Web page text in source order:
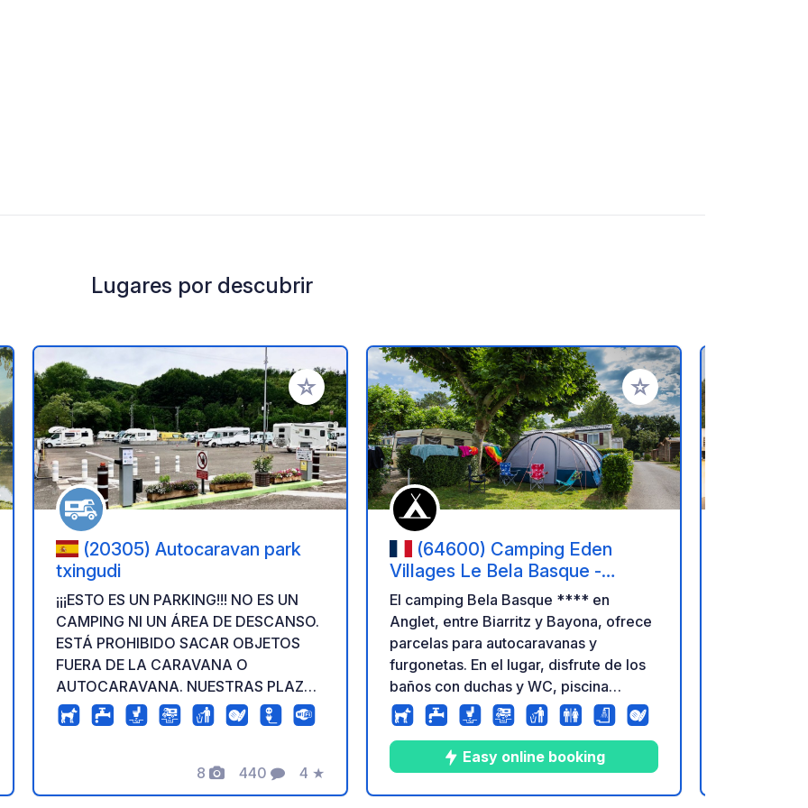
Lugares por descubrir
tus favoritos Añadir a tus favoritos
(20305) Autocaravan park
txingudi
¡¡¡ESTO ES UN PARKING!!! NO ES UN
CAMPING NI UN ÁREA DE DESCANSO.
ESTÁ PROHIBIDO SACAR OBJETOS
FUERA DE LA CARAVANA O
AUTOCARAVANA. NUESTRAS PLAZAS
MIDEN 7 METROS POR 3,5 METROS.
Los vehículos de mas de 7,5 metros,
remolques, deben llamar antes de
hacer la reserva para obtener una
8
Fotos
440
Comentarios
4
Calificación
★
Añadir a tus favoritos
(64600) Camping Eden
Villages Le Bela Basque -
Anglet
El camping Bela Basque **** en
Anglet, entre Biarritz y Bayona, ofrece
parcelas para autocaravanas y
furgonetas. En el lugar, disfrute de los
baños con duchas y WC, piscina
climatizada, bar/restaurante,
lavandería, parque infantil, etc.
Easy online booking